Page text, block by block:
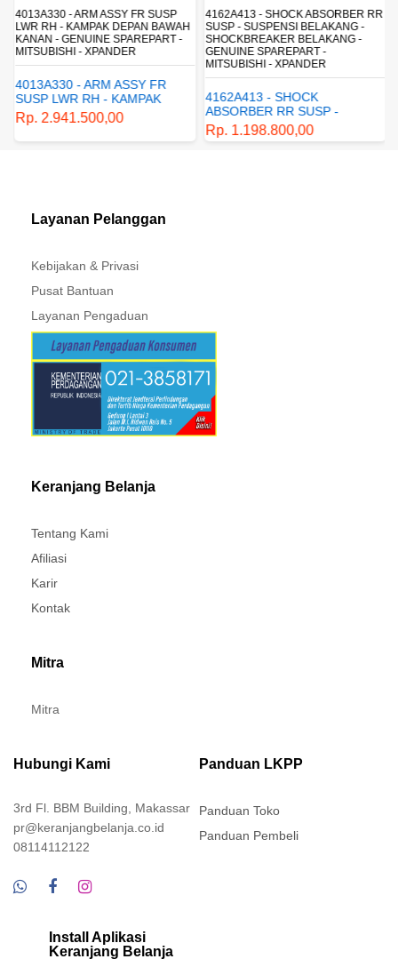
4013A330 - ARM ASSY FR SUSP
LWR RH - KAMPAK DEPAN BAWAH
KANAN - GENUINE SPAREPART -
MITSUBISHI - XPANDER
4013A330 - ARM ASSY FR
SUSP LWR RH - KAMPAK
DEPAN BAWAH KANAN -
GENUINE SPAREPART -
MITSUBISHI - XPANDER
Rp. 2.941.500,00
4162A413 - SHOCK ABSORBER RR
SUSP - SUSPENSI BELAKANG -
SHOCKBREAKER BELAKANG -
GENUINE SPAREPART -
MITSUBISHI - XPANDER
4162A413 - SHOCK
ABSORBER RR SUSP -
SUSPENSI BELAKANG -
SHOCKBREAKER BELAKANG
Rp. 1.198.800,00
Layanan Pelanggan
Kebijakan & Privasi
Pusat Bantuan
Layanan Pengaduan
Keranjang Belanja
Tentang Kami
Afiliasi
Karir
Kontak
Mitra
Mitra
Hubungi Kami
3rd Fl. BBM Building, Makassar
pr@keranjangbelanja.co.id
08114112122
Panduan LKPP
Panduan Toko
Panduan Pembeli
Install Aplikasi
Keranjang Belanja